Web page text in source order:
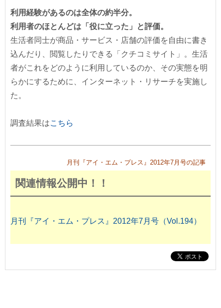
利用経験があるのは全体の約半分。
利用者のほとんどは「役に立った」と評価。
生活者同士が商品・サービス・店舗の評価を自由に書き
込んだり、閲覧したりできる「クチコミサイト」。生活
者がこれをどのように利用しているのか、その実態を明
らかにするために、インターネット・リサーチを実施し
た。
調査結果はこちら
月刊『アイ・エム・プレス』2012年7月号の記事
関連情報公開中！！
月刊『アイ・エム・プレス』2012年7月号（Vol.194）